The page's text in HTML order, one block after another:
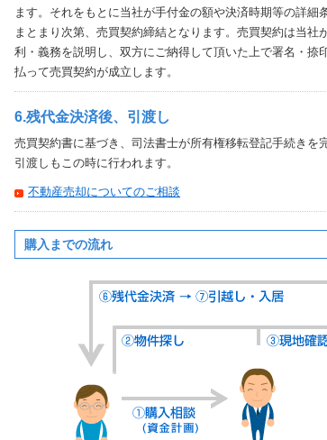
ます。それをもとに当社が手付金の額や決済時期等の詳
まとまり次第、売買契約締結となります。売買契約は当
利・義務を説明し、双方にご納得して頂いた上で署名・捺
払って売買契約が成立します。
6.残代金決済後、引渡し
売買契約書に基づき、司法書士が所有権移転登記手続きを
引渡しもこの時に行われます。
不動産売却についてのご相談
購入までの流れ